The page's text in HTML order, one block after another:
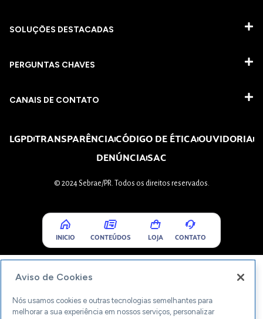
SOLUÇÕES DESTACADAS
PERGUNTAS CHAVES​
CANAIS DE CONTATO
LGPDTRANSPARÊNCIACÓDIGO DE ÉTICAOUVIDORIA
DENÚNCIASAC
© 2024 Sebrae/PR. Todos os direitos reservados.
INICIO CONTEÚDOS LOJA CONTATO
Aviso de Cookies
Nós usamos cookies e outras tecnologias semelhantes para
melhorar a sua experiência em nossos serviços, personalizar